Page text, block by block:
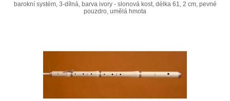
barokní systém, 3-dílná, barva ivory - slonová kost, délka 61, 2 cm, pevné
pouzdro, umělá hmota